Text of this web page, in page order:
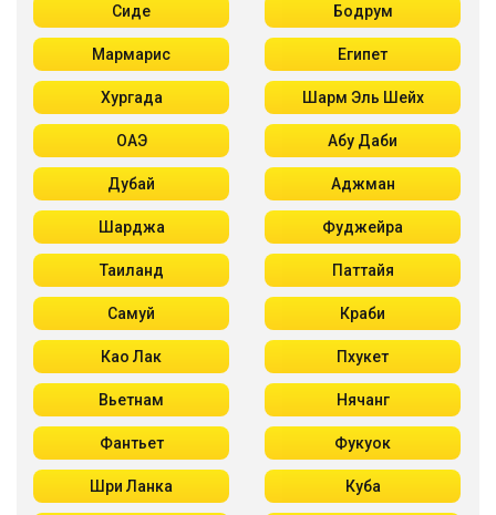
Сиде Бодрум
Мармарис Египет
Хургада Шарм Эль Шейх
ОАЭ Абу Даби
Дубай Аджман
Шарджа Фуджейра
Таиланд Паттайя
Самуй Краби
Као Лак Пхукет
Вьетнам Нячанг
Фантьет Фукуок
Шри Ланка Куба